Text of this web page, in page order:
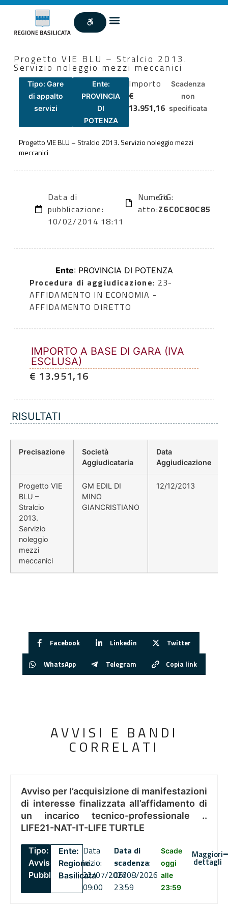
Progetto VIE BLU – Stralcio 2013.
Servizio noleggio mezzi meccanici
Tipo: Gare
di appalto
servizi
Ente:
PROVINCIA
DI
POTENZA
Importo
€
13.951,16
Scadenza
non
specificata
Progetto VIE BLU – Stralcio 2013. Servizio noleggio mezzi
meccanici
Data di
pubblicazione:
10/02/2014 18:11
Numero
atto:
CIG:
Z6C0C80C85
Ente: PROVINCIA DI POTENZA
Procedura di aggiudicazione: 23-
AFFIDAMENTO IN ECONOMIA -
AFFIDAMENTO DIRETTO
IMPORTO A BASE DI GARA (IVA
ESCLUSA)
€ 13.951,16
RISULTATI
Precisazione
Società
Aggiudicataria
Data
Aggiudicazione
Progetto VIE
BLU –
Stralcio
2013.
Servizio
noleggio
mezzi
meccanici
GM EDIL DI
MINO
GIANCRISTIANO
12/12/2013
Facebook Linkedin Twitter
WhatsApp Telegram Copia link
AVVISI E BANDI
CORRELATI
Avviso per l’acquisizione di manifestazioni
di interesse finalizzata all’affidamento di
un incarico tecnico-professionale ..
LIFE21-NAT-IT-LIFE TURTLE
Tipo:
Avviso
Pubblico
Ente:
Regione
Basilicata
Data
inizio:
22/07/2026
09:00
Data di
scadenza:
06/08/2026
23:59
Scade
oggi
alle
23:59
Maggiori
dettagli